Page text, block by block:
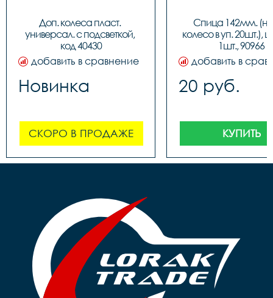
Доп. колеса пласт.
универсал. с подсветкой,
код 40430
добавить в сравнение
Новинка
СКОРО В ПРОДАЖЕ
Спица 142мм. (на
колесо в уп. 20шт.),
1шт., 90966
добавить в
20 руб.
КУПИТЬ